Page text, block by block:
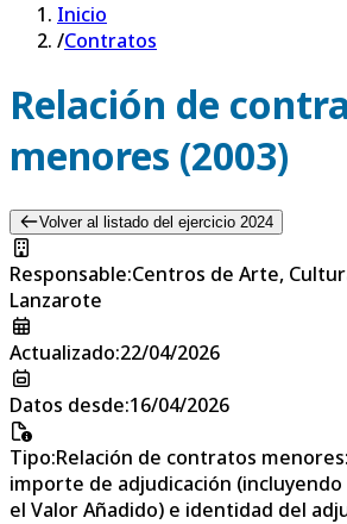
Inicio
/Contratos
Relación de
menores (2003)
Volver al listado del ejercicio 2024
Responsable:Centros de Arte,
Lanzarote
Actualizado:22/04/2026
Datos desde:16/04/2026
Tipo:Relación de contratos
importe de adjudicación
el Valor Añadido) e identidad del